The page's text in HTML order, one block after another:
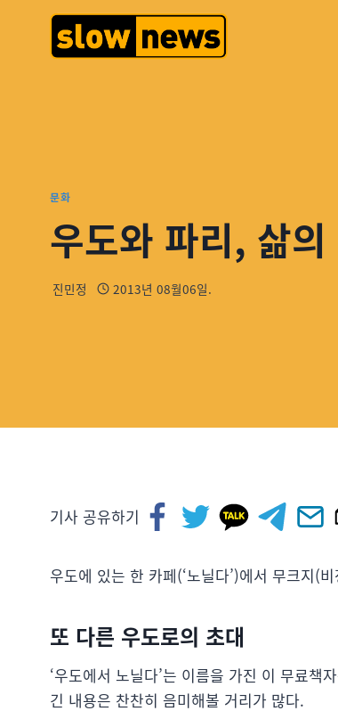
문화
우도와 파리, 삶
진민정 2013년 08월06일.
기사 공유하기
우도에 있는 한 카페(‘노닐다’)에서 무크지(
또 다른 우도로의 초대
‘우도에서 노닐다’는 이름을 가진 이 무료
긴 내용은 찬찬히 음미해볼 거리가 많다.